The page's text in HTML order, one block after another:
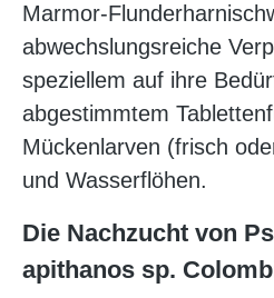
Marmor-
abwechslungsreiche
speziellem auf ihre
abgestimmtem
Mückenlarven (frisch
und Wasserflöhen.
Die Nachzucht von
apithanos sp.